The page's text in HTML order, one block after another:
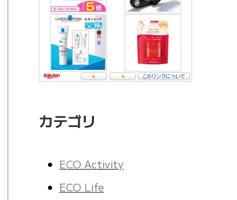
カテゴリ
ECO Activity
ECO Life